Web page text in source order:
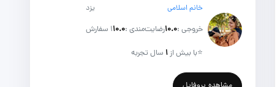
خانم اسلامی یزد
خروجی :۱۰.۰رضایت‌مندی :۱۰.۰1 سفارش
⭐با بیش از۱ سال تجربه